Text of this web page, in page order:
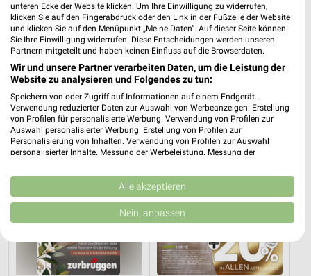
16,5 km
K06_26_Online_ES
Gültig bis Sa. 12.09.
16,5 km
O_Staud_01_26_ES
Gültig bis Mi. 30.09.
Zurbrüggen XXXLutz
unteren Ecke der Website klicken. Um Ihre Einwilligung zu widerrufen,
klicken Sie auf den Fingerabdruck oder den Link in der Fußzeile der Website
und klicken Sie auf den Menüpunkt „Meine Daten“. Auf dieser Seite können
Sie Ihre Einwilligung widerrufen. Diese Entscheidungen werden unseren
Partnern mitgeteilt und haben keinen Einfluss auf die Browserdaten.
Wir und unsere Partner verarbeiten Daten, um die Leistung der
Website zu analysieren und Folgendes zu tun:
Speichern von oder Zugriff auf Informationen auf einem Endgerät.
Verwendung reduzierter Daten zur Auswahl von Werbeanzeigen. Erstellung
von Profilen für personalisierte Werbung. Verwendung von Profilen zur
Auswahl personalisierter Werbung. Erstellung von Profilen zur
Personalisierung von Inhalten. Verwendung von Profilen zur Auswahl
personalisierter Inhalte. Messung der Werbeleistung. Messung der
Kombinationen von Daten aus verschiedenen Quellen. Entwicklung und
Verbesserung der Angebote. Verwendung reduzierter Daten zur Auswahl
von Inhalten.
Daten können außerhalb der Europäischen Union weitergegeben und in die
Website/App.
Partnerliste anzeigen (1 IAB-Anbieter)
Alle akzeptieren
Nein, anpassen